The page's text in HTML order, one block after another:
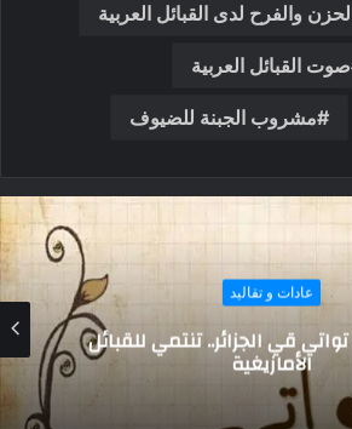
والفرح لدى القبائل العربية
صوت القبائل العربية
مشروب الجبنة للضيوف
عادات و تقاليد
و”القلائد”.. روابط القبائل في
سيناء